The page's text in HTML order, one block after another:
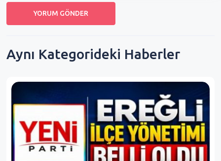
Aynı Kategorideki Haberler